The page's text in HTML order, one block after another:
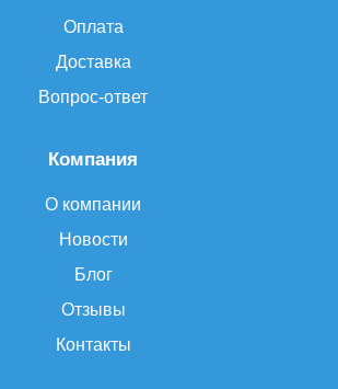
Компания
О компании
Новости
Блог
Отзывы
Контакты
Оплата
Доставка
Вопрос-ответ